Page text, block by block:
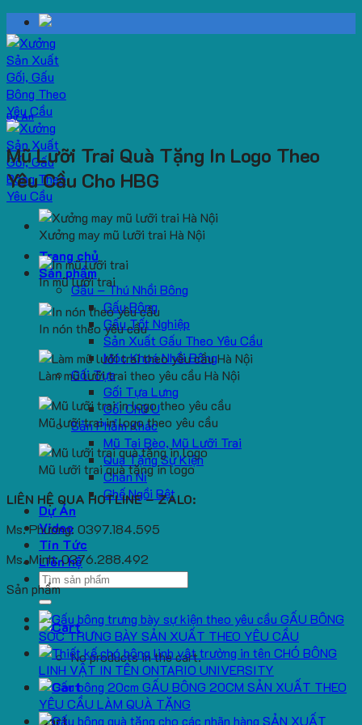
Skip
to
content
Trang chủ
Sản phẩm
Gấu – Thú Nhồi Bông
Gấu Bông
Gấu Tốt Nghiệp
Sản Xuất Gấu Theo Yêu Cầu
Móc Khoá Nhồi Bông
Gối Tựa
Gối Tựa Lưng
Gối Chữ U
Sản Phẩm Khác
Mũ Tai Bèo, Mũ Lưỡi Trai
Quà Tặng Sự Kiện
Chăn Nỉ
Ghế Ngồi Bệt
Dự Án
Video
Tin Tức
Liên hệ
Search
for:
No products in the cart.
Cart
Dự Án
Mũ Lưỡi Trai Quà Tặng In Logo Theo
Yêu Cầu Cho HBG
Xưởng may mũ lưỡi trai Hà Nội
In mũ lưỡi trai
In nón theo yêu cầu
Làm mũ lưỡi trai theo yêu cầu Hà Nội
Mũ lưỡi trai in logo theo yêu cầu
Mũ lưỡi trai quà tặng in logo
LIÊN HỆ QUA HOTLINE – ZALO:
Ms. Phương: 0397.184.595
Ms. Minh: 0376.288.492
Sản phẩm
GẤU BÔNG
SÓC TRƯNG BÀY SẢN XUẤT THEO YÊU CẦU
CHÓ BÔNG
LINH VẬT IN TÊN ONTARIO UNIVERSITY
GẤU BÔNG 20CM SẢN XUẤT THEO
YÊU CẦU LÀM QUÀ TẶNG
SẢN XUẤT